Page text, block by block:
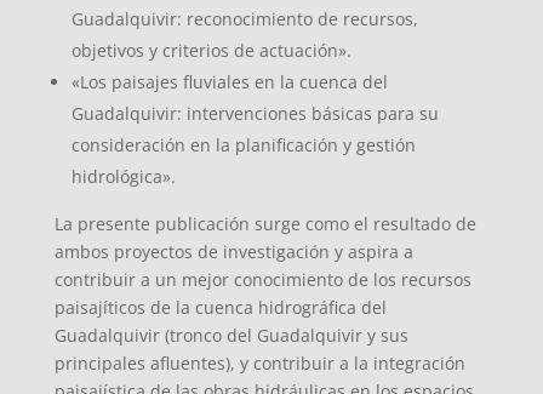
Guadalquivir: reconocimiento de recursos,
objetivos y criterios de actuación».
«Los paisajes fluviales en la cuenca del
Guadalquivir: intervenciones básicas para su
consideración en la planificación y gestión
hidrológica».
La presente publicación surge como el resultado de
ambos proyectos de investigación y aspira a
contribuir a un mejor conocimiento de los recursos
paisajíticos de la cuenca hidrográfica del
Guadalquivir (tronco del Guadalquivir y sus
principales afluentes), y contribuir a la integración